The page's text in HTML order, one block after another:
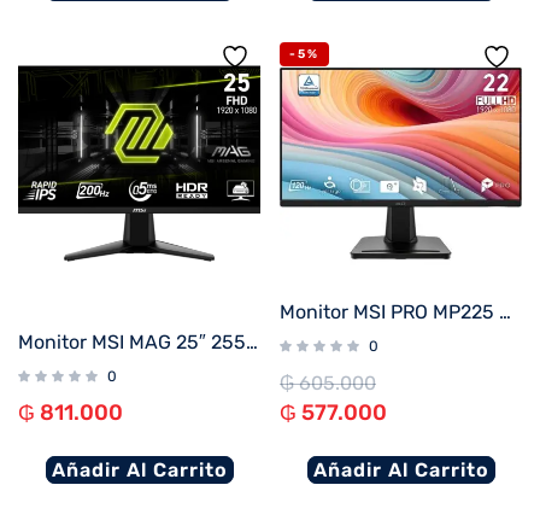
Monitor MSI MAG 25″ 255F E20 IPS 200HZ
0
₲ 811.000
Añadir Al Carrito
-5%
Monitor MSI PRO MP225 E12VL 21.5″ FHD/100Hz/1ms
0
₲605.000
₲ 577.000
Añadir Al Carrito